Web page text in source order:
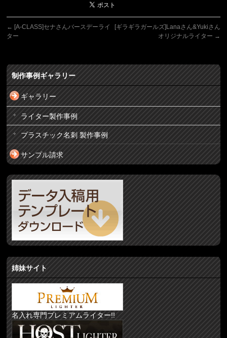
← [A-CLASS]セナさんバースデーライ
ター
[ギラギラガールズ]Lanaさん&Yukiさん
オリジナルライター →
制作事例ギャラリー
ギャラリー
ライター製作事例
プラスチック名刺 製作事例
サンプル請求
姉妹サイト
名入れ専門プレミアムライター!!